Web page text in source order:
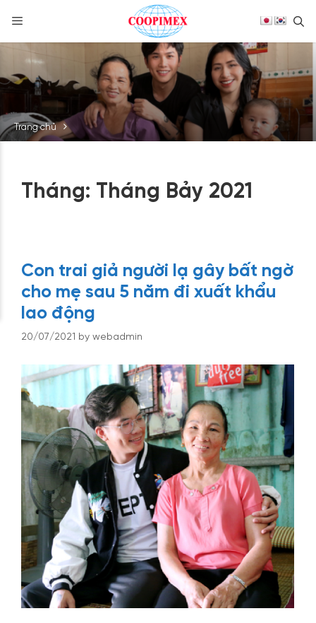
Skip
content
Trang chủ
Tháng: Tháng Bảy 2021
Con trai giả người lạ gây bất ngờ
cho mẹ sau 5 năm đi xuất khẩu
lao động
20/07/2021 by webadmin